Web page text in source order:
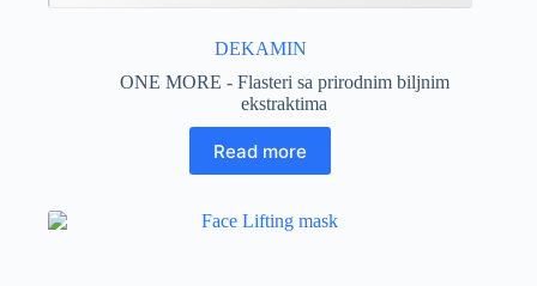
DEKAMIN
ONE MORE - Flasteri sa prirodnim biljnim
ekstraktima
Read more